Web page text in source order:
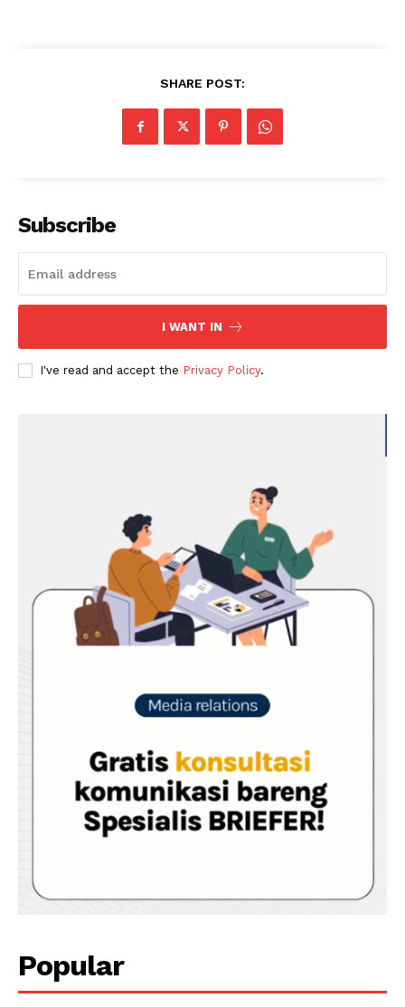
SHARE POST:
Subscribe
I WANT IN
I've read and accept the Privacy Policy.
Popular